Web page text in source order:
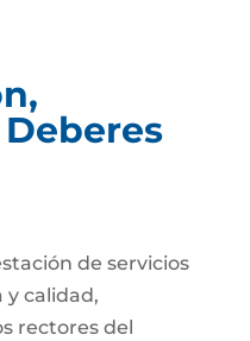
de servicios
y calidad,
rectores del